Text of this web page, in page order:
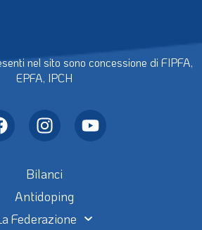
nel sito sono concessione di FIPFA,
EPFA, IPCH
Bilanci
Antidoping
Federazione